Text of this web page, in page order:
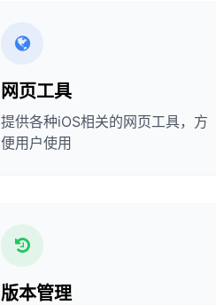
网页工具
提供各种iOS相关的网页工具，方
便用户使用
版本管理